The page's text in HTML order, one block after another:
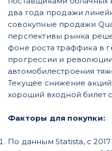
два года продажи
совокупные продажи
перспективы рынка
фоне роста траффика в
прогрессии и
автомобилестроения
Текущее снижение акций
хороший входной билет
Факторы для покупки:
По данным Statista, c